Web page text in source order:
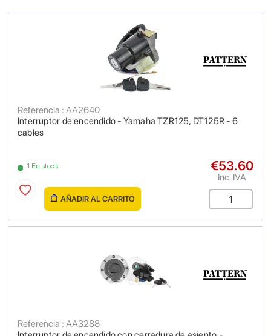
Interruptor de encendido - Yamaha TZR125, DT125R - 6
cables
Referencia : AA2640
1 En stock €53.60
Inc. IVA
AÑADIR AL CARRITO
Referencia : AA3288